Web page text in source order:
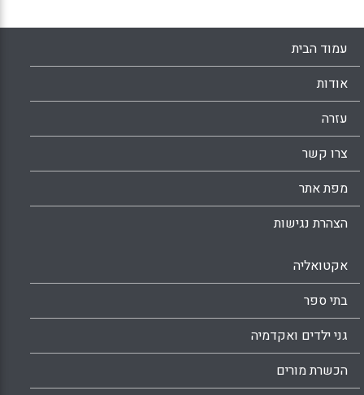
עמוד הבית
אודות
עזרה
צרו קשר
מפת אתר
הצהרת נגישות
אקטואליה
בתי ספר
גני ילדים ואקדמיה
הכשרת מורים